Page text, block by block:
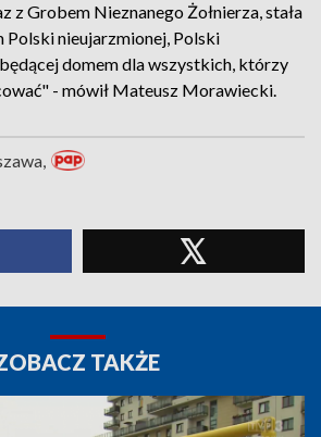
z Grobem Nieznanego Żołnierza, stała
Polski nieujarzmionej, Polski
domem dla wszystkich, którzy
- mówił Mateusz Morawiecki.
TAKŻE